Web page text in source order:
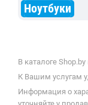
Ноутбуки
В каталоге
К Вашим услугам
Информация о